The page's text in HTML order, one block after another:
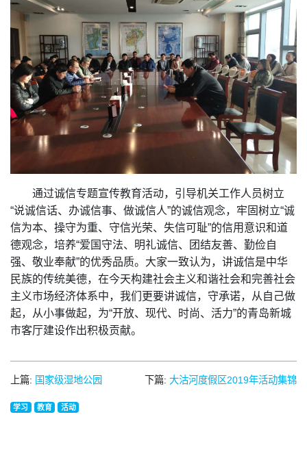
通过诚信专题宣传教育活动，引导机关工作人员树立
“说诚信话、办诚信事、做诚信人”的诚信观念，牢固树立“诚
信为本、操守为重、守信光荣、失信可耻”的信用意识和道
德观念，培养“爱国守法、明礼诚信、团结友善、勤俭自
强、敬业奉献”的优秀品质。大家一致认为，讲诚信是中华
民族的传统美德，在今天构建社会主义和谐社会和完善社会
主义市场经济体系中，我们更要讲诚信，守承诺，从自己做
起，从小事做起，为“开放、现代、时尚、活力”的青岛新城
市客厅建设作出积极贡献。
上篇: 国家级湿地公园 下篇: 大沽河度假区2019年活动集锦
学习 教育 活动